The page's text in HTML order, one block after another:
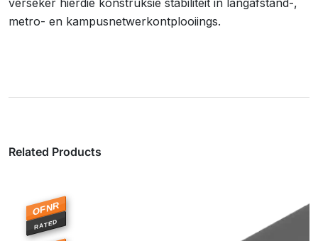
metro- en kampusnetwerkontplooiings.
Related Products
SmartRIBBON™ Vlamvertrager Optiese